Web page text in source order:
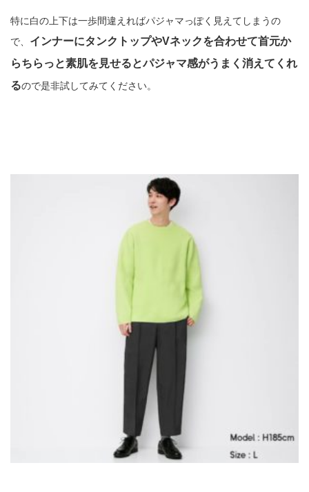
特に白の上下は一歩間違えればパジャマっぽく見えてしまうの
で、 インナーにタンクトップやVネックを合わせて首元か
らちらっと素肌を見せるとパジャマ感がうまく消えてくれ
るので是非試してみてください。